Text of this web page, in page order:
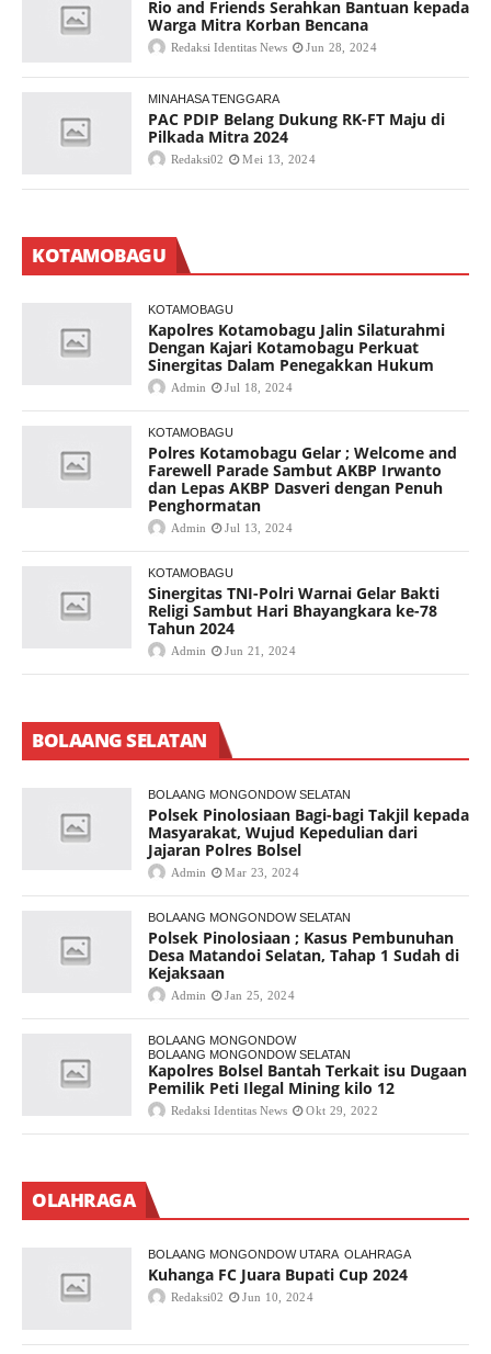
Rio and Friends Serahkan Bantuan kepada
Warga Mitra Korban Bencana
Redaksi Identitas News Jun 28, 2024
MINAHASA TENGGARA
PAC PDIP Belang Dukung RK-FT Maju di
Pilkada Mitra 2024
Redaksi02 Mei 13, 2024
KOTAMOBAGU
KOTAMOBAGU
Kapolres Kotamobagu Jalin Silaturahmi
Dengan Kajari Kotamobagu Perkuat
Sinergitas Dalam Penegakkan Hukum
Admin Jul 18, 2024
KOTAMOBAGU
Polres Kotamobagu Gelar ; Welcome and
Farewell Parade Sambut AKBP Irwanto
dan Lepas AKBP Dasveri dengan Penuh
Penghormatan
Admin Jul 13, 2024
KOTAMOBAGU
Sinergitas TNI-Polri Warnai Gelar Bakti
Religi Sambut Hari Bhayangkara ke-78
Tahun 2024
Admin Jun 21, 2024
BOLAANG SELATAN
BOLAANG MONGONDOW SELATAN
Polsek Pinolosiaan Bagi-bagi Takjil kepada
Masyarakat, Wujud Kepedulian dari
Jajaran Polres Bolsel
Admin Mar 23, 2024
BOLAANG MONGONDOW SELATAN
Polsek Pinolosiaan ; Kasus Pembunuhan
Desa Matandoi Selatan, Tahap 1 Sudah di
Kejaksaan
Admin Jan 25, 2024
BOLAANG MONGONDOW
BOLAANG MONGONDOW SELATAN
Kapolres Bolsel Bantah Terkait isu Dugaan
Pemilik Peti Ilegal Mining kilo 12
Redaksi Identitas News Okt 29, 2022
OLAHRAGA
BOLAANG MONGONDOW UTARA OLAHRAGA
Kuhanga FC Juara Bupati Cup 2024
Redaksi02 Jun 10, 2024